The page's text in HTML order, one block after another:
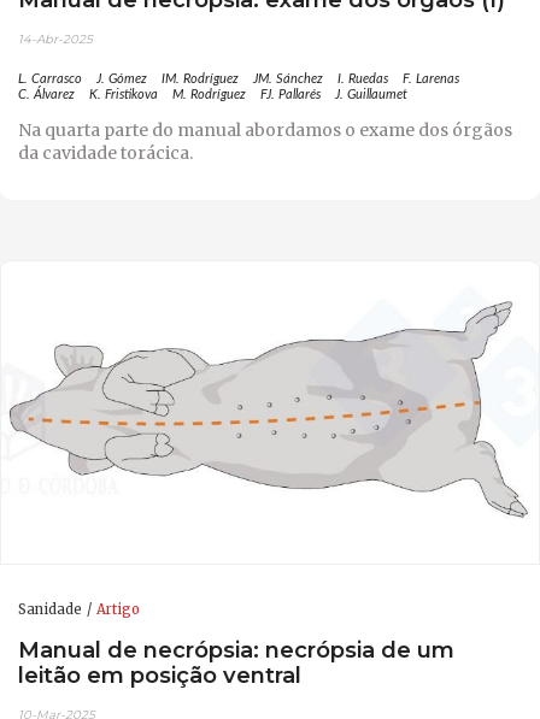
14-Abr-2025
L. Carrasco J. Gómez IM. Rodríguez JM. Sánchez I. Ruedas
F. Larenas
C. Álvarez
K. Fristikova M. Rodríguez FJ. Pallarés J. Guillaumet
Na quarta parte do manual abordamos o exame dos órgãos
da cavidade torácica.
Sanidade Artigo
Manual de necrópsia: necrópsia de um
leitão em posição ventral
10-Mar-2025